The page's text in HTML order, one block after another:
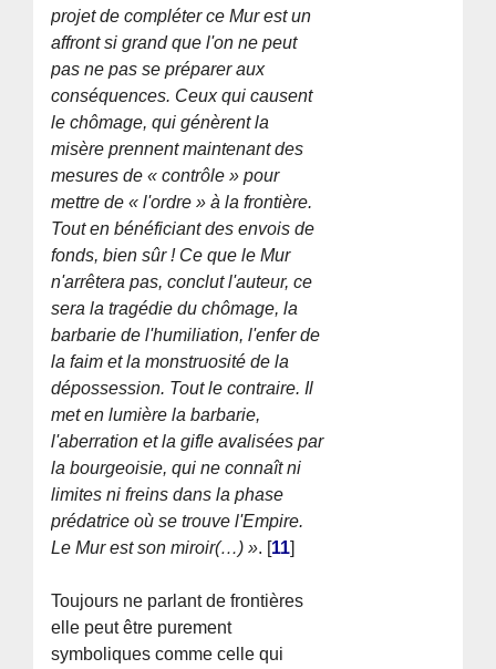
projet de compléter ce Mur est un
affront si grand que l'on ne peut
pas ne pas se préparer aux
conséquences. Ceux qui causent
le chômage, qui génèrent la
misère prennent maintenant des
mesures de « contrôle » pour
mettre de « l'ordre » à la frontière.
Tout en bénéficiant des envois de
fonds, bien sûr ! Ce que le Mur
n'arrêtera pas, conclut l'auteur, ce
sera la tragédie du chômage, la
barbarie de l'humiliation, l'enfer de
la faim et la monstruosité de la
dépossession. Tout le contraire. Il
met en lumière la barbarie,
l'aberration et la gifle avalisées par
la bourgeoisie, qui ne connaît ni
limites ni freins dans la phase
prédatrice où se trouve l'Empire.
Le Mur est son miroir(…) ». [11]
Toujours ne parlant de frontières
elle peut être purement
symboliques comme celle qui